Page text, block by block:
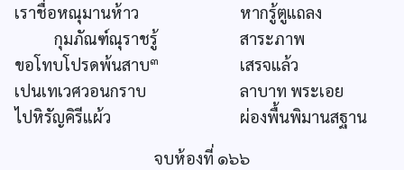
เราชื่อหณุมานห้าว
หากรู้ตูแถลง
กุมภัณฑ์ณุราชรู้
สาระภาพ
ขอโทบโปรดพ้นสาบ๓
เสรจแล้ว
เปนเทเวศวอนกราบ
ลาบาท พระเอย
ไปหิรัญคิรีแผ้ว
ผ่องพื้นพิมานสฐาน
จบห้องที่ ๑๖๖